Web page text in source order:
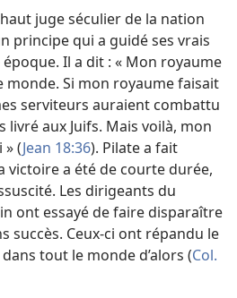
juge séculier de la nation
principe qui a guidé ses vrais
Il a dit : « Mon royaume
monde. Si mon royaume faisait
serviteurs auraient combattu
livré aux Juifs. Mais voilà, mon
» (Jean 18:36). Pilate a fait
victoire a été de courte durée,
Les dirigeants du
ont essayé de faire disparaître
succès. Ceux-ci ont répandu le
tout le monde d’alors (Col.